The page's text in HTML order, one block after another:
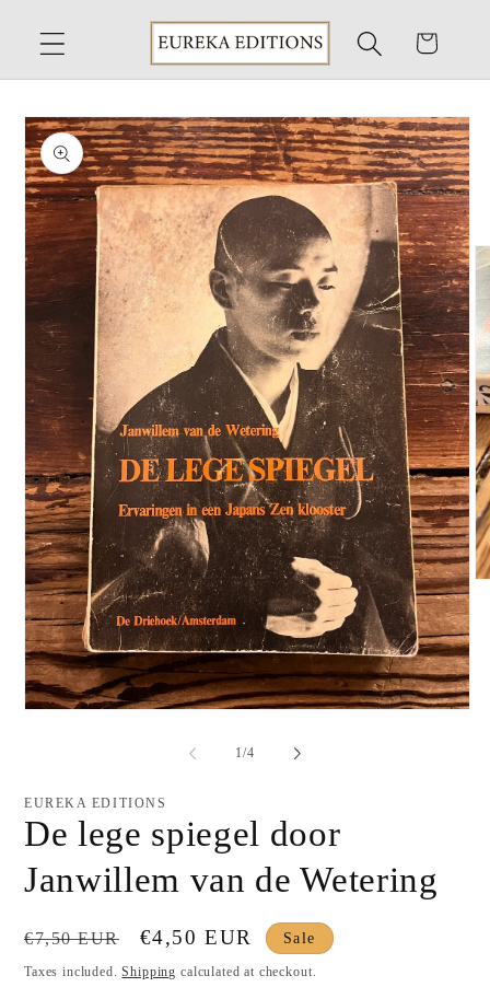
content
Cart
Skip to
product
information
1/of
4
EUREKA EDITIONS
De lege spiegel door
Janwillem van de Wetering
Regular
price
€7,50 EUR
Sale
price
€4,50 EUR Sale
Taxes included.Shipping calculated at checkout.